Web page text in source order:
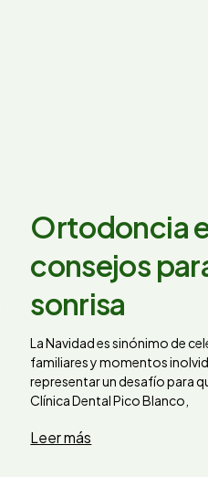
Ortodoncia
consejos
sonrisa
La Navidad es sinónimo de
familiares y momentos
representar un desafío para
Clínica Dental Pico Blanco,
Leer más